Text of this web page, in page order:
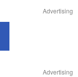
Advertising
Advertising